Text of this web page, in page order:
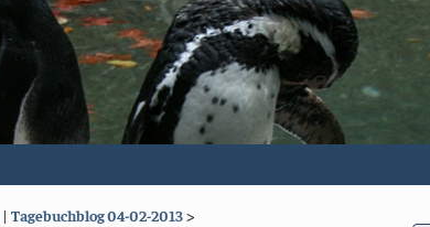
| Tagebuchblog 04-02-2013>